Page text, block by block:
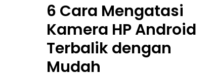
6 Cara Mengatasi
Kamera HP Android
Terbalik dengan
Mudah